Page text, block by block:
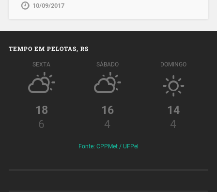
10/09/2017
TEMPO EM PELOTAS, RS
SEXTA
18
6
SÁBADO
16
4
DOMINGO
14
4
Fonte: CPPMet / UFPel